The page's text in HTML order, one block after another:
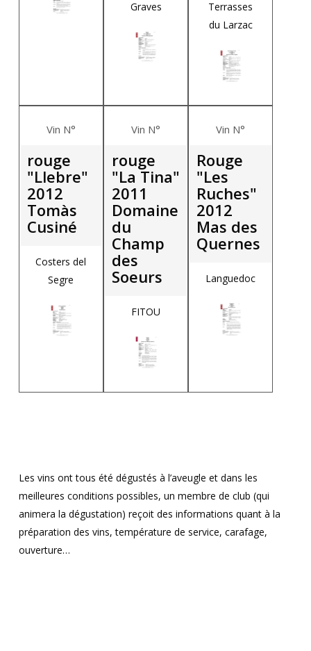
Graves
Terrasses
du Larzac
Vin N°
rouge
"Llebre"
2012
Tomàs
Cusiné
Costers del
Segre
Vin N°
rouge
"La Tina"
2011
Domaine
du
Champ
des
Soeurs
FITOU
Vin N°
Rouge
"Les
Ruches"
2012
Mas des
Quernes
Languedoc
Les vins ont tous été dégustés à l’aveugle et dans les
meilleures conditions possibles, un membre de club (qui
animera la dégustation) reçoit des informations quant à la
préparation des vins, température de service, carafage,
ouverture…